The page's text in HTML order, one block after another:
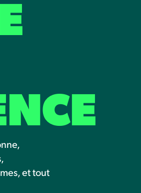
et tout